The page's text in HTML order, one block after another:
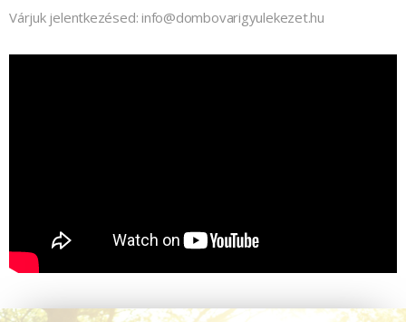
Várjuk jelentkezésed: info@dombovarigyulekezet.hu